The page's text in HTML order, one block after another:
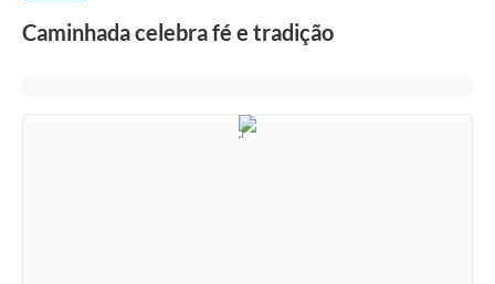
Caminhada celebra fé e tradição